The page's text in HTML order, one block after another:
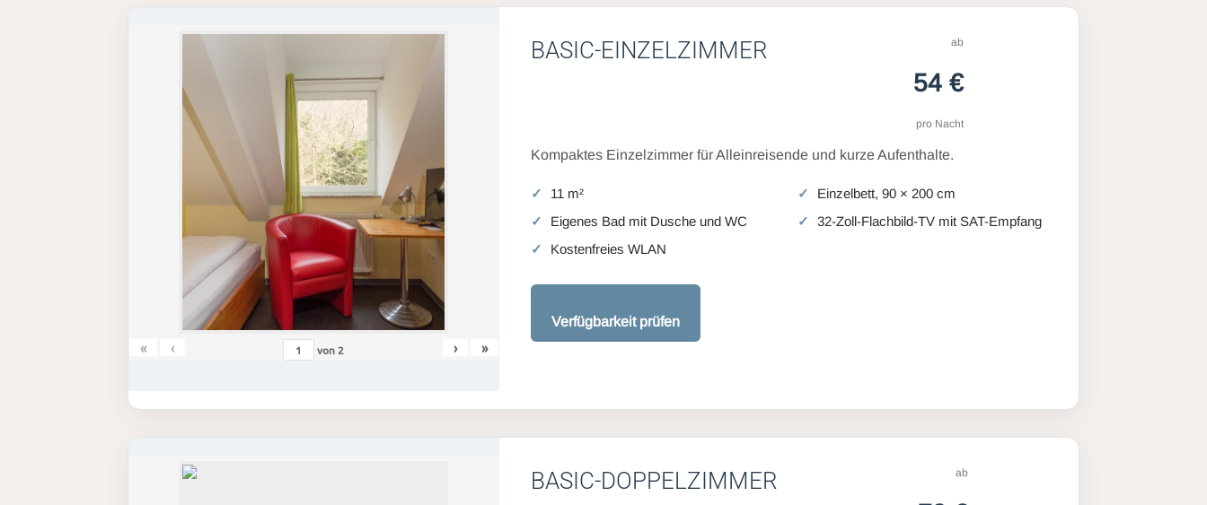
« ‹ von 2 › »
BASIC-EINZELZIMMER ab
54 €
pro Nacht
Kompaktes Einzelzimmer für Alleinreisende und kurze Aufenthalte.
11 m²
Einzelbett, 90 × 200 cm
Eigenes Bad mit Dusche und WC
32-Zoll-Flachbild-TV mit SAT-Empfang
Kostenfreies WLAN
Verfügbarkeit prüfen
BASIC-DOPPELZIMMER ab